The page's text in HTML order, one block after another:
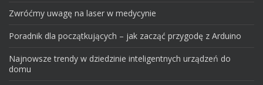
Zwróćmy uwagę na laser w medycynie
Poradnik dla początkujących – jak zacząć przygodę z Arduino
Najnowsze trendy w dziedzinie inteligentnych urządzeń do
domu